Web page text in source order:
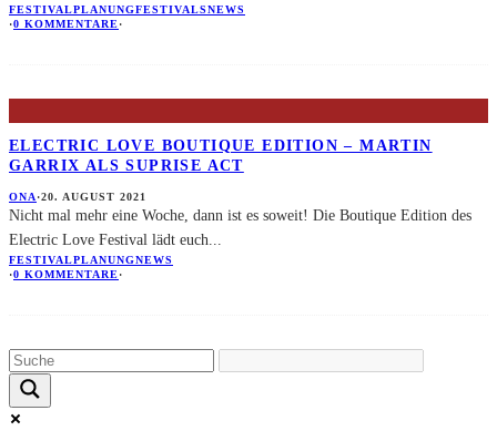
FESTIVALPLANUNGFESTIVALSNEWS
·0 KOMMENTARE·
ELECTRIC LOVE BOUTIQUE EDITION – MARTIN
GARRIX ALS SUPRISE ACT
ONA·20. AUGUST 2021
Nicht mal mehr eine Woche, dann ist es soweit! Die Boutique Edition des
Electric Love Festival lädt euch
FESTIVALPLANUNGNEWS
·0 KOMMENTARE·